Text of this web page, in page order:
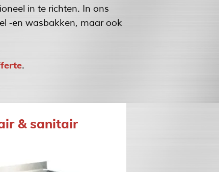
in te richten. In ons
-en wasbakken, maar ook
.
& sanitair